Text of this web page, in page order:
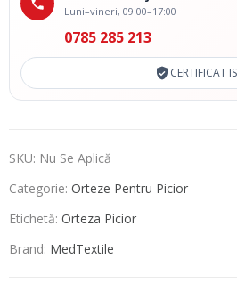
Luni–vineri, 09:00–17:00
0785 285 213
CERTIFICAT
SKU: Nu Se Aplică
Categorie: Orteze Pentru Picior
Etichetă: Orteza Picior
Brand: MedTextile